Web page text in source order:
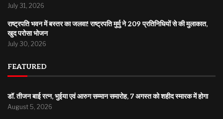
July 31, 2026
राष्ट्रपति भवन में बस्तर का जलवा! राष्ट्रपति मुर्मु ने 209 प्रतिनिधियों से की मुलाकात,
खुद परोसा भोजन
July 30, 2026
FEATURED
डॉ. तीजन बाई रत्न, भुईया एवं आरुग सम्मान समारोह, 7 अगस्त को शहीद स्मारक में होगा
August 5, 2026